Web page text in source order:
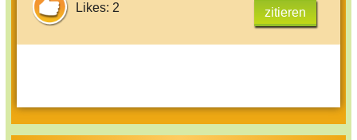
Likes: 2 zitieren